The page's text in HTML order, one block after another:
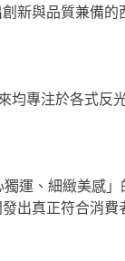
新與品質兼備
均專注於各式反
運、細緻美感
出真正符合消